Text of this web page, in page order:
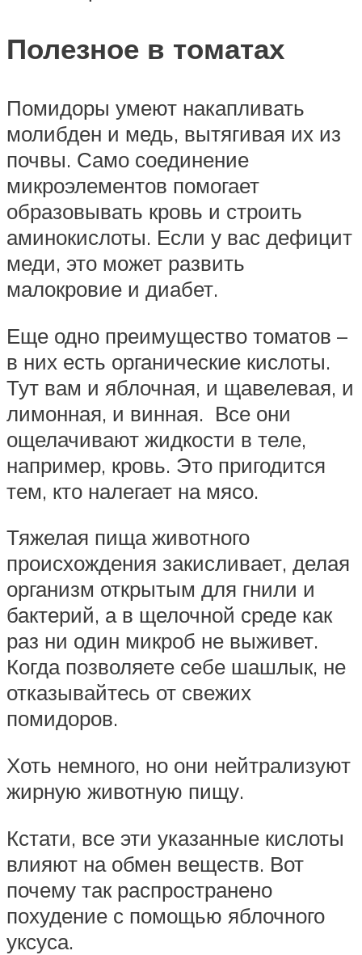
Полезное в томатах
Помидоры умеют накапливать
молибден и медь, вытягивая их из
почвы. Само соединение
микроэлементов помогает
образовывать кровь и строить
аминокислоты. Если у вас дефицит
меди, это может развить
малокровие и диабет.
Еще одно преимущество томатов –
в них есть органические кислоты.
Тут вам и яблочная, и щавелевая, и
лимонная, и винная. Все они
ощелачивают жидкости в теле,
например, кровь. Это пригодится
тем, кто налегает на мясо.
Тяжелая пища животного
происхождения закисливает, делая
организм открытым для гнили и
бактерий, а в щелочной среде как
раз ни один микроб не выживет.
Когда позволяете себе шашлык, не
отказывайтесь от свежих
помидоров.
Хоть немного, но они нейтрализуют
жирную животную пищу.
Кстати, все эти указанные кислоты
влияют на обмен веществ. Вот
почему так распространено
похудение с помощью яблочного
уксуса.